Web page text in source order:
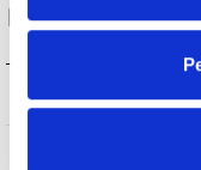
Life
Lifetime